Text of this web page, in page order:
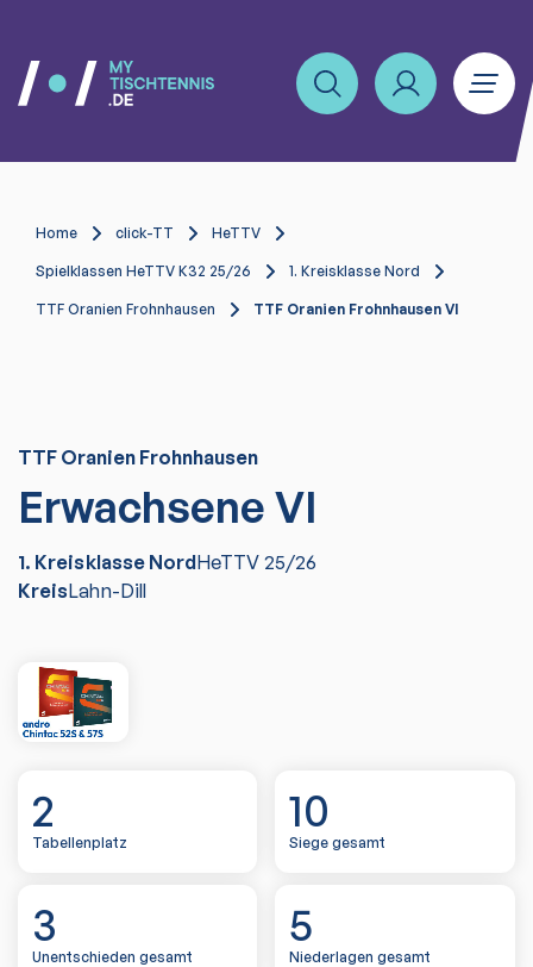
Home click-TT HeTTV
Spielklassen HeTTV K32 25/26 1. Kreisklasse Nord
TTF Oranien Frohnhausen TTF Oranien Frohnhausen VI
TTF Oranien Frohnhausen
Erwachsene VI
1. Kreisklasse NordHeTTV 25/26
KreisLahn-Dill
2
Tabellenplatz
10
Siege gesamt
3
Unentschieden gesamt
5
Niederlagen gesamt